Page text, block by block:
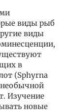
виды рыб
виды
в
(Sphyrna
необычной
Изучение
новые